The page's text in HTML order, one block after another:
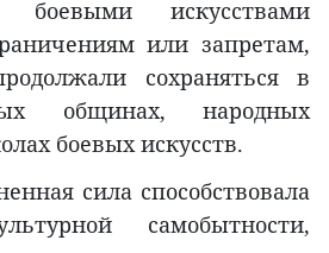
боевыми искусствами
или запретам,
сохраняться в
общинах, народных
боевых искусств.
сила способствовала
самобытности,